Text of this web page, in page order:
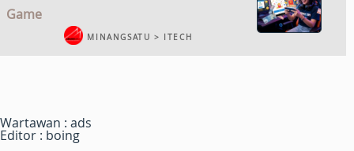
Game
MINANGSATU > ITECH
Wartawan : ads
Editor : boing